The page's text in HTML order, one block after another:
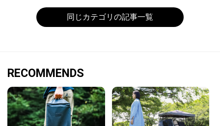
同じカテゴリの記事一覧
RECOMMENDS